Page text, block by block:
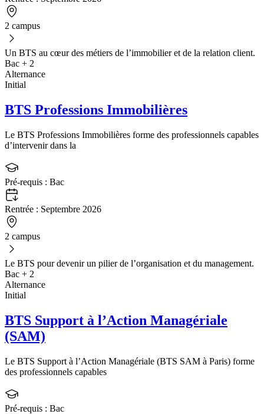
2 campus
Un BTS au cœur des métiers de l’immobilier et de la relation client.
Bac + 2
Alternance
Initial
BTS Professions Immobilières
Le BTS Professions Immobilières forme des professionnels capables
d’intervenir dans la
Pré-requis : Bac
Rentrée : Septembre 2026
2 campus
Le BTS pour devenir un pilier de l’organisation et du management.
Bac + 2
Alternance
Initial
BTS Support à l’Action Managériale
(SAM)
Le BTS Support à l’Action Managériale (BTS SAM à Paris) forme
des professionnels capables
Pré-requis : Bac